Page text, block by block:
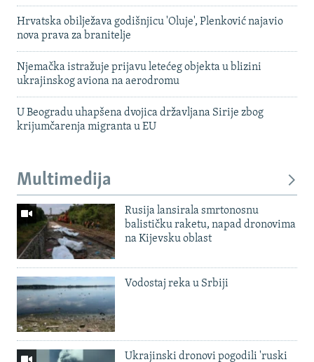
Hrvatska obilježava godišnjicu 'Oluje', Plenković najavio
nova prava za branitelje
Njemačka istražuje prijavu letećeg objekta u blizini
ukrajinskog aviona na aerodromu
U Beogradu uhapšena dvojica državljana Sirije zbog
krijumčarenja migranta u EU
Multimedija
Rusija lansirala smrtonosnu
balističku raketu, napad dronovima
na Kijevsku oblast
Vodostaj reka u Srbiji
Ukrajinski dronovi pogodili 'ruski